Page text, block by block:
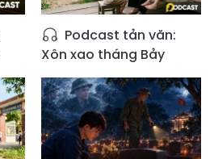
Podcast tản văn:
Xôn xao tháng Bảy